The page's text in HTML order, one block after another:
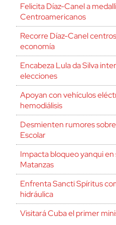
Felicita Díaz-Canel a
Centroamericanos
Recorre Díaz-Canel
economía
Encabeza Lula da Silva
elecciones
Apoyan con vehículos
hemodiálisis
Desmienten rumores
Escolar
Impacta bloqueo yanqui en
Matanzas
Enfrenta Sancti Spíritus
hidráulica
Visitará Cuba el primer